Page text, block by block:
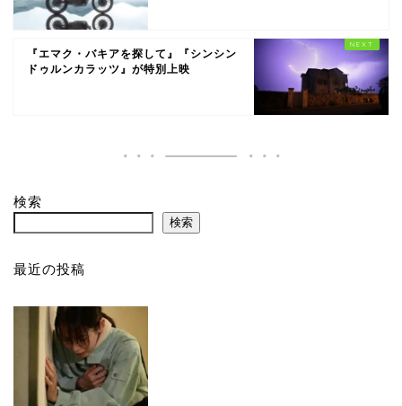
『エマク・バキアを探して』『シンシン
ドゥルンカラッツ』が特別上映
検索
検索
最近の投稿